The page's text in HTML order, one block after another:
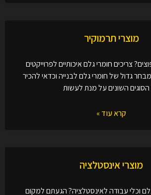
מוצרי תרמוקיר
צריכים חומרי גלם איכותיים לפרוייקטים
גדול של חומרי גלם לבנייה וכדאי להכיר
השונים על מנת לעשות
קרא עוד »
מוצרי אינסטלציה
וכלי עבודה לאינסטלציה? הגעתם למקום